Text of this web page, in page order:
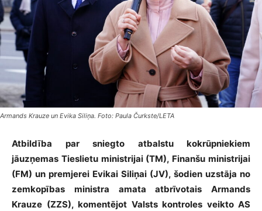
Armands Krauze un Evika Siliņa. Foto: Paula Čurkste/LETA
Atbildība par sniegto atbalstu kokrūpniekiem
jāuzņemas Tieslietu ministrijai (TM), Finanšu ministrijai
(FM) un premjerei Evikai Siliņai (JV), šodien uzstāja no
zemkopības ministra amata atbrīvotais Armands
Krauze (ZZS), komentējot Valsts kontroles veikto AS